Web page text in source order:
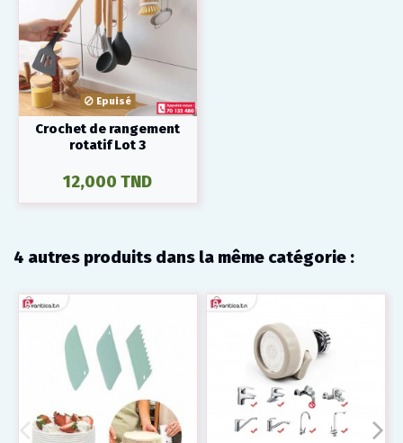
Epuisé
Crochet de rangement
rotatif Lot 3
12,000 TND
4 autres produits dans la même catégorie :